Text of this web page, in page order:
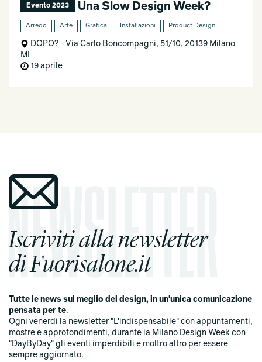
Evento 2023 Una Slow Design Week?
Arredo Arte Grafica Installazioni Product Design
DOPO? - Via Carlo Boncompagni, 51/10, 20139 Milano
MI
19 aprile
Iscriviti alla newsletter
di Fuorisalone.it
Tutte le news sul meglio del design, in un'unica comunicazione
pensata per te.
Ogni venerdi la newsletter "L'indispensabile" con appuntamenti,
mostre e approfondimenti, durante la Milano Design Week con
"DayByDay" gli eventi imperdibili e moltro altro per essere
sempre aggiornato.